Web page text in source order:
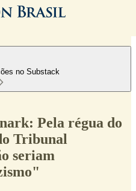
no Substack
Pela régua do
Tribunal
seriam